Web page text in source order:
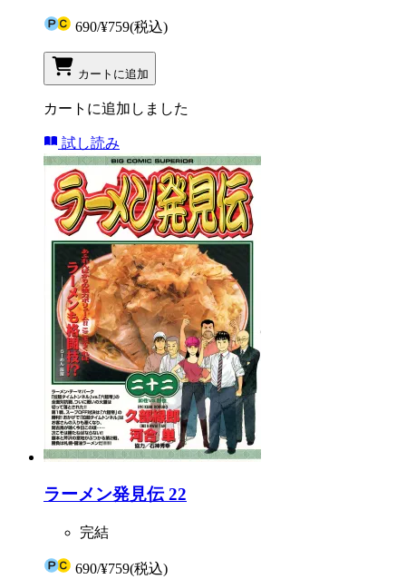
690/¥759(税込)
カートに追加
カートに追加しました
試し読み
ラーメン発見伝 22
完結
690/¥759(税込)